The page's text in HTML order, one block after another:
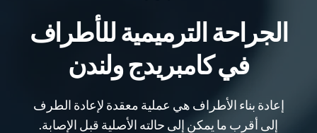
الجراحة الترميمية للأطراف
في كامبريدج ولندن
إعادة بناء الأطراف هي عملية معقدة لإعادة الطرف
إلى أقرب ما يمكن إلى حالته الأصلية قبل الإصابة.